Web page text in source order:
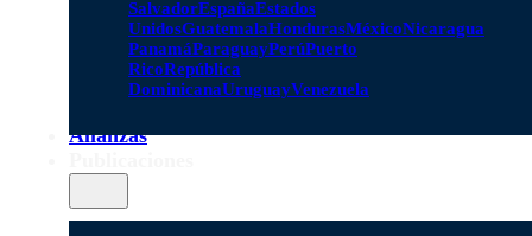
SalvadorEspañaEstados
UnidosGuatemalaHondurasMéxicoNicaragua
PanamáParaguayPerúPuerto
RicoRepública
DominicanaUruguayVenezuela
Alianzas